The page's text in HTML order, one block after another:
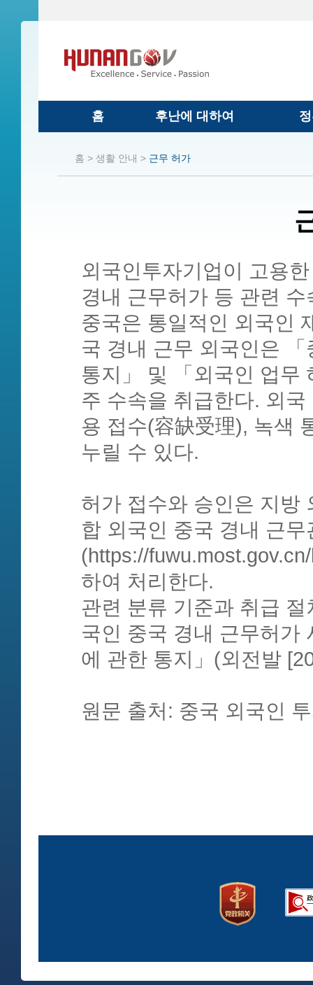
홈 후난에 대하여
홈 > 생활 안내 > 근무 허가
외국인투자기업이 고용
경내 근무허가 등 관련
중국은 통일적인 외국인
국 경내 근무 외국인은
통지」 및 「외국인 업무
주 수속을 취급한다. 외
용 접수(容缺受理), 녹색
누릴 수 있다.
허가 접수와 승인은 지방
합 외국인 중국 경내 근
(https://
하여 처리한다.
관련 분류 기준과 취급
국인 중국 경내 근무허가
에 관한 통지」(외전발
원문 출처: 중국 외국인